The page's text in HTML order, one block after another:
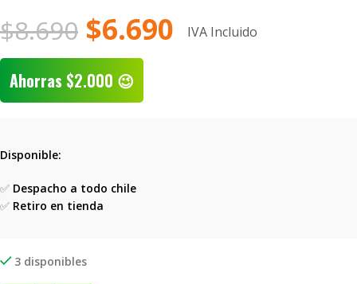
$8.690 $6.690 IVA Incluido
Ahorras $2.000 😉
Disponible:
✅ Despacho a todo chile
✅ Retiro en tienda
3 disponibles